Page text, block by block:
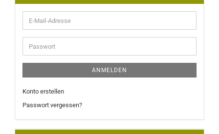
E-
Mail-
Adresse
Passwort
ANMELDEN
Konto erstellen
Passwort vergessen?